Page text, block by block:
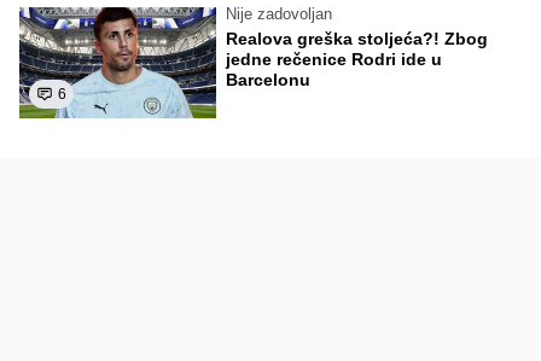
6
Nije zadovoljan
Realova greška stoljeća?! Zbog
jedne rečenice Rodri ide u
Barcelonu